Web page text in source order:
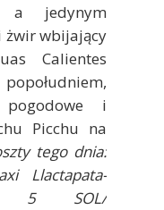
a jedynym
żwir wbijający
Calientes
pogodowe i
Picchu na
tego dnia:
Llactapata-
5 SOL/